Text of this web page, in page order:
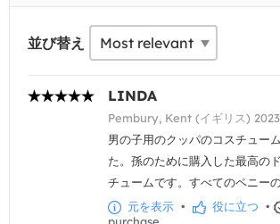
並び替え
LINDA
Pembury, Kent (イギリス)
男の子用のクッパのコスチュー
た。孫のために購入した最高の
チュームです。すべてのペニー
元を表示 • 役に立つ •